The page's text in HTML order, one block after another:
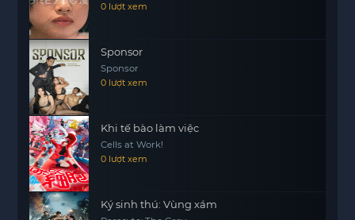
0 lượt xem
Sponsor
Sponsor
0 lượt xem
Khi tế bào làm việc
Cells at Work!
0 lượt xem
Ký sinh thú: Vùng xám